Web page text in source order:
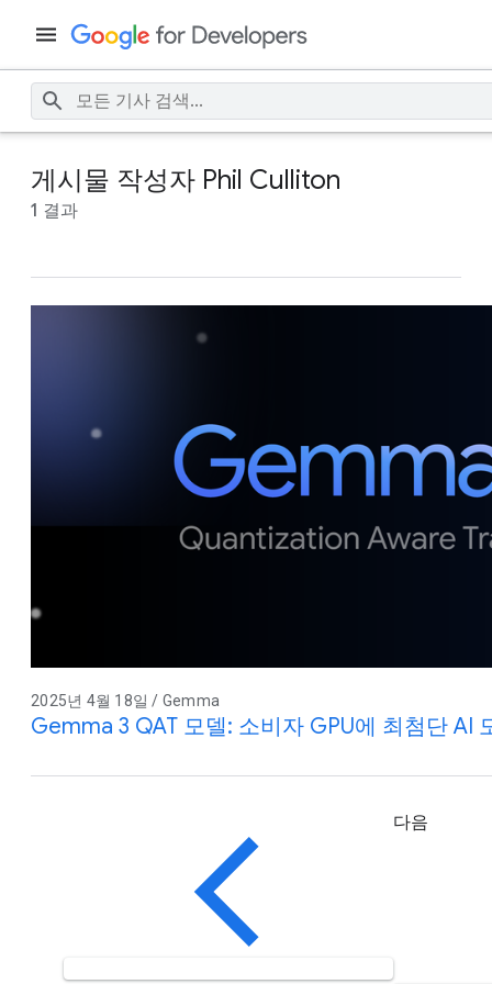
게시물 작성자 Phil Culliton
1 결과
2025년 4월 18일 / Gemma
Gemma 3 QAT 모델: 소비자 GPU에 최첨단 AI
다음